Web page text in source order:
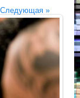
Следующая »